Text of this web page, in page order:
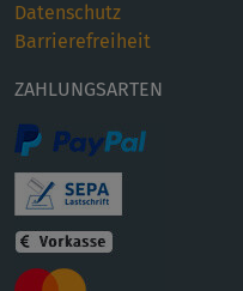
Datenschutz
Barrierefreiheit
ZAHLUNGSARTEN